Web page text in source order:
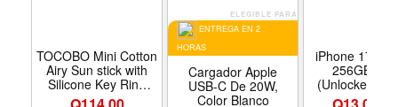
TOCOBO Mini Cotton
Airy Sun stick with
Silicone Key Ring
Sunscreen
ELEGIBLE PARA
ENTREGA EN 2
HORAS
Cargador Apple
USB-C De 20W,
Color Blanco
iPhone 17
256GB
(Unlocked) -
Silver -